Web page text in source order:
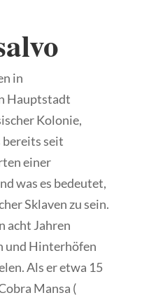
in
Hauptstadt
Kolonie,
bereits seit
einer
was es bedeutet,
Sklaven zu sein.
acht Jahren
und Hinterhöfen
Als er etwa 15
Mansa (